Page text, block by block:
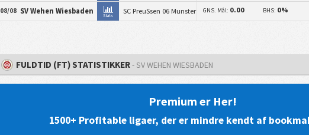
08/08 SV Wehen Wiesbaden
Stats
SC PreuSsen 06 Munster GNS. Mål: 0.00 BHS: 0%
FULDTID (FT) STATISTIKKER- SV WEHEN WIESBADEN
Premium er Her!
1500+ Profitable ligaer, der er mindre kendt af